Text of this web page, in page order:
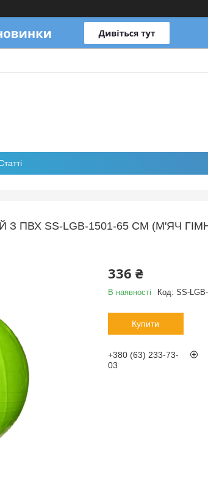
ПВХ SS-LGB-1501-65 СМ (М'ЯЧ
336 ₴
В наявності Код: SS-
Купити
+380 (63) 233-73-
03